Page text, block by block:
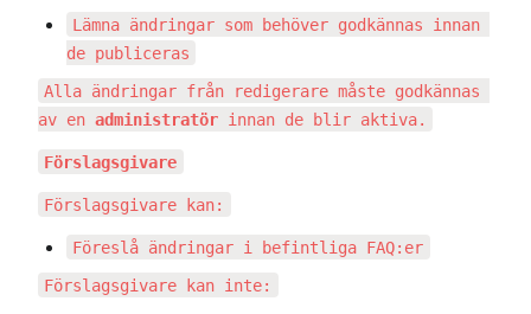
Lämna ändringar som behöver godkännas innan
de publiceras
Alla ändringar från redigerare måste godkännas
av en administratör innan de blir aktiva.
Förslagsgivare
Förslagsgivare kan:
Föreslå ändringar i befintliga FAQ:er
Förslagsgivare kan inte: